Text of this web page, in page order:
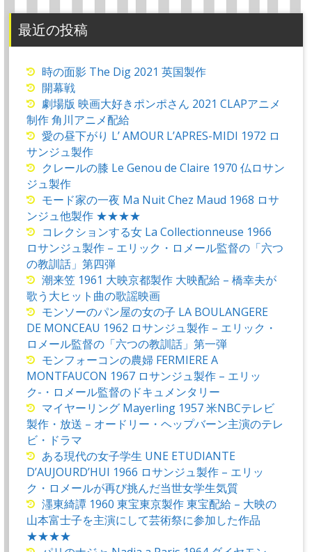
最近の投稿
時の面影 The Dig 2021 英国製作
開幕戦
劇場版 映画大好きポンポさん 2021 CLAPアニメ
制作 角川アニメ配給
愛の昼下がり L’ AMOUR L’APRES-MIDI 1972 ロ
サンジュ製作
クレールの膝 Le Genou de Claire 1970 仏ロサン
ジュ製作
モード家の一夜 Ma Nuit Chez Maud 1968 ロサ
ンジュ他製作 ★★★★
コレクションする女 La Collectionneuse 1966
ロサンジュ製作 – エリック・ロメール監督の「六つ
の教訓話」第四弾
潮来笠 1961 大映京都製作 大映配給 – 橋幸夫が
歌う大ヒット曲の歌謡映画
モンソーのパン屋の女の子 LA BOULANGERE
DE MONCEAU 1962 ロサンジュ製作 – エリック・
ロメール監督の「六つの教訓話」第一弾
モンフォーコンの農婦 FERMIERE A
MONTFAUCON 1967 ロサンジュ製作 – エリッ
ク-・ロメール監督のドキュメンタリー
マイヤーリング Mayerling 1957 米NBCテレビ
製作・放送 – オードリー・ヘップバーン主演のテレ
ビ・ドラマ
ある現代の女子学生 UNE ETUDIANTE
D’AUJOURD’HUI 1966 ロサンジュ製作 – エリッ
ク・ロメールが再び挑んだ当世女学生気質
濹東綺譚 1960 東宝東京製作 東宝配給 – 大映の
山本富士子を主演にして芸術祭に参加した作品
★★★★